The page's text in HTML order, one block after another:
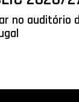
no auditório